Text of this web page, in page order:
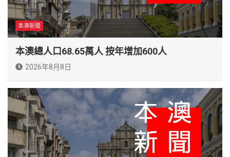
本澳新聞
本澳總人口68.65萬人 按年增加600人
2026年8月8日